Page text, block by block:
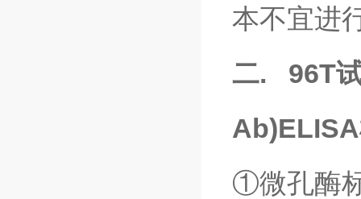
本不宜进
二. 96T
①微孔酶